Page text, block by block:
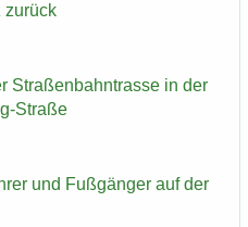
zu­rück
Stra­ßen­bahn­tras­se in der
Straße
und Fuß­gän­ger auf der